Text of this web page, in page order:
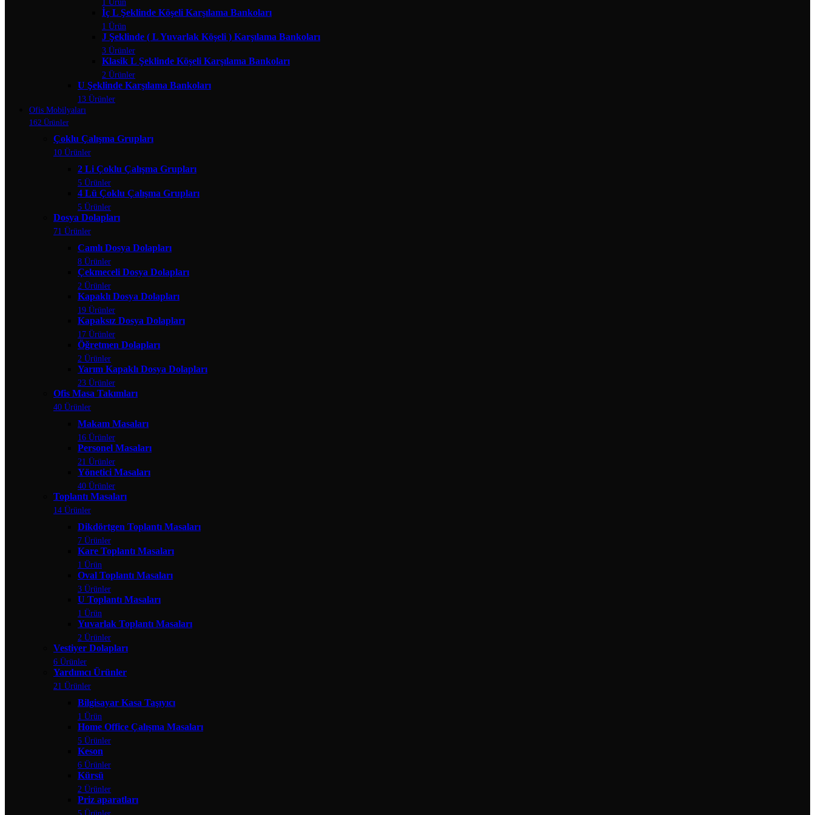
İç L Şeklinde Köşeli Karşılama Bankoları
1 Ürün
J Şeklinde ( L Yuvarlak Köşeli ) Karşılama Bankoları
3 Ürünler
Klasik L Şeklinde Köşeli Karşılama Bankoları
2 Ürünler
U Şeklinde Karşılama Bankoları
13 Ürünler
Ofis Mobilyaları
162 Ürünler
Çoklu Çalışma Grupları
10 Ürünler
2 Li Çoklu Çalışma Grupları
5 Ürünler
4 Lü Çoklu Çalışma Grupları
5 Ürünler
Dosya Dolapları
71 Ürünler
Camlı Dosya Dolapları
8 Ürünler
Çekmeceli Dosya Dolapları
2 Ürünler
Kapaklı Dosya Dolapları
19 Ürünler
Kapaksız Dosya Dolapları
17 Ürünler
Öğretmen Dolapları
2 Ürünler
Yarım Kapaklı Dosya Dolapları
23 Ürünler
Ofis Masa Takımları
40 Ürünler
Makam Masaları
16 Ürünler
Personel Masaları
21 Ürünler
Yönetici Masaları
40 Ürünler
Toplantı Masaları
14 Ürünler
Dikdörtgen Toplantı Masaları
7 Ürünler
Kare Toplantı Masaları
1 Ürün
Oval Toplantı Masaları
3 Ürünler
U Toplantı Masaları
1 Ürün
Yuvarlak Toplantı Masaları
2 Ürünler
Vestiyer Dolapları
6 Ürünler
Yardımcı Ürünler
21 Ürünler
Bilgisayar Kasa Taşıyıcı
1 Ürün
Home Office Çalışma Masaları
5 Ürünler
Keson
6 Ürünler
Kürsü
2 Ürünler
Priz aparatları